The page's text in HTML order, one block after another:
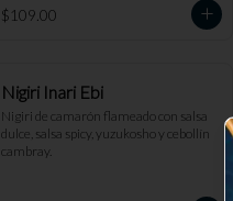
$109.00
Nigiri Inari Ebi
Nigiri de camarón flameado con salsa
dulce, salsa spicy, yuzukosho y cebollín
cambray.